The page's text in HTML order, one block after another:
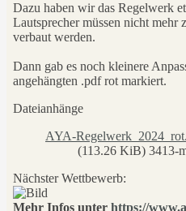
Dazu haben wir das Regelwerk
Lautsprecher müssen nicht
verbaut werden.
Dann gab es noch kleinere
angehängten .pdf rot markiert.
Dateianhänge
AYA-
(113.26 KiB) 3413-
Nächster Wettbewerb:
Mehr Infos unter https://